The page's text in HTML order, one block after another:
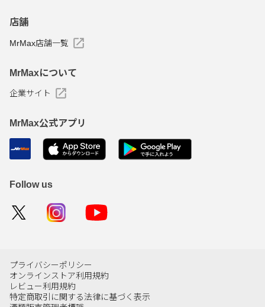
店舗
MrMax店舗一覧
MrMaxについて
企業サイト
MrMax公式アプリ
Follow us
プライバシーポリシー
オンラインストア利用規約
レビュー利用規約
特定商取引に関する法律に基づく表示